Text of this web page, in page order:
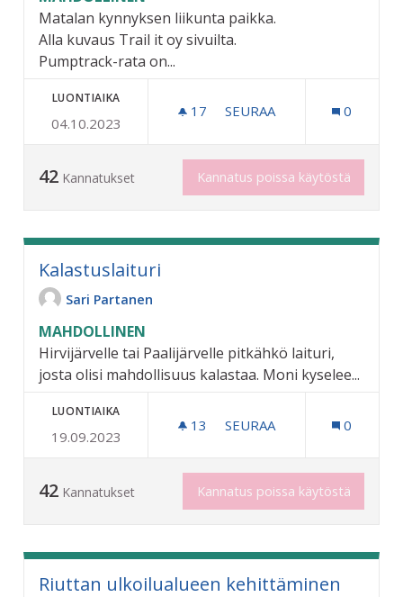
Matalan kynnyksen liikunta paikka.
Alla kuvaus Trail it oy sivuilta.
Pumptrack-rata on...
LUONTIAIKA
04.10.2023
17 17 SEURAAJAA
SEURAA 0
42 Kannatukset Kannatus poissa käytöstä
Kalastuslaituri
Sari Partanen
MAHDOLLINEN
Hirvijärvelle tai Paalijärvelle pitkähkö laituri,
josta olisi mahdollisuus kalastaa. Moni kyselee...
LUONTIAIKA
19.09.2023
13 13 SEURAAJAA
SEURAA 0
42 Kannatukset Kannatus poissa käytöstä
Riuttan ulkoilualueen kehittäminen